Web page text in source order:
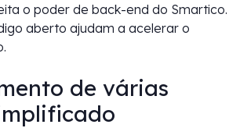
o poder de back-end do Smartico.
aberto ajudam a acelerar o
de várias